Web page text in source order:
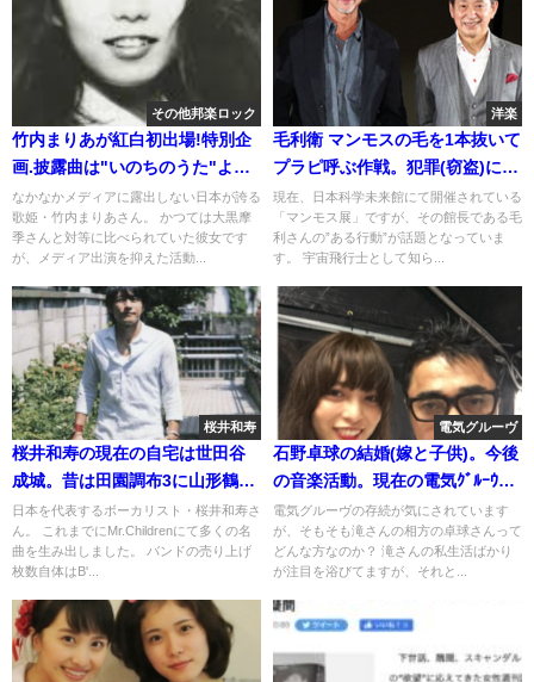
その他邦楽ロック
竹内まりあが紅白初出場!特別企
画.披露曲は"いのちのうた"より
人生の扉
なかなかメディアに露出しない日本が誇る
歌姫・竹内まりあさん。 かつては大黒摩
季さんと対等に比べられていた彼女です
が、メディア出演を抑えた活動...
洋楽
毛利衛 マンモスの毛を1本抜いて
プラピ呼ぶ作戦。犯罪(窃盗)にな
る?
現在、日本科学未来館にて開催されている
「マンモス展」ですが、その館長である毛
利さんの”ある行動”が話題となっていま
す。 宇宙飛行士として知ら...
桜井和寿
桜井和寿の現在の自宅は世田谷
成城。昔は田園調布3に山形鶴岡
に別荘[目撃]
日本を代表するボーカリスト・桜井和寿さ
ん。 これまでにMr.Childrenにて多くの名
曲を生み出しました。 バンドの売り上げ
枚数自体はB'...
電気グルーヴ
石野卓球の結婚(嫁と子供)。今後
の音楽活動。現在の電気ｸﾞﾙｰｳﾞ
は解散or休止?
電気グルーヴの存続が気にされています
が、そもそも滝さんの相方の卓球さんって
どんな方なのか？ 滝さんの私生活ばかり
が注目を浴びてますが、それと...